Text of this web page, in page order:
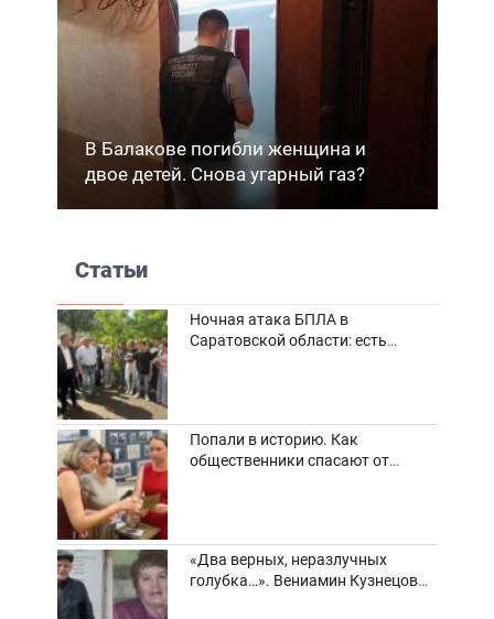
В Балакове погибли женщина и
двое детей. Снова угарный газ?
Статьи
Ночная атака БПЛА в
Саратовской области: есть
Попали в историю. Как
общественники спасают от
«Два верных, неразлучных
голубка…». Вениамин Кузнецов